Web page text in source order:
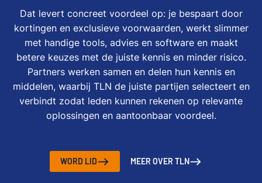
Dat levert concreet voordeel op: je bespaart door
kortingen en exclusieve voorwaarden, werkt slimmer
met handige tools, advies en software en maakt
betere keuzes met de juiste kennis en minder risico.
Partners werken samen en delen hun kennis en
middelen, waarbij TLN de juiste partijen selecteert en
verbindt zodat leden kunnen rekenen op relevante
oplossingen en aantoonbaar voordeel.
WORD LID MEER OVER TLN